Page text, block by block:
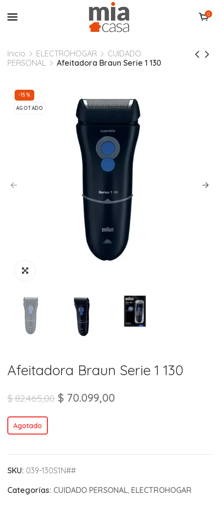
0
Inicio ELECTROHOGAR
CUIDADO
PERSONAL
Afeitadora Braun Serie 1 130
-15%
AGOTADO
Afeitadora Braun Serie 1 130
$82.465,00 $ 70.099,00
Agotado
SKU: 039-130S1N##
Categorías: CUIDADO PERSONAL, ELECTROHOGAR